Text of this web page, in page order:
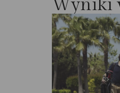
Wyniki